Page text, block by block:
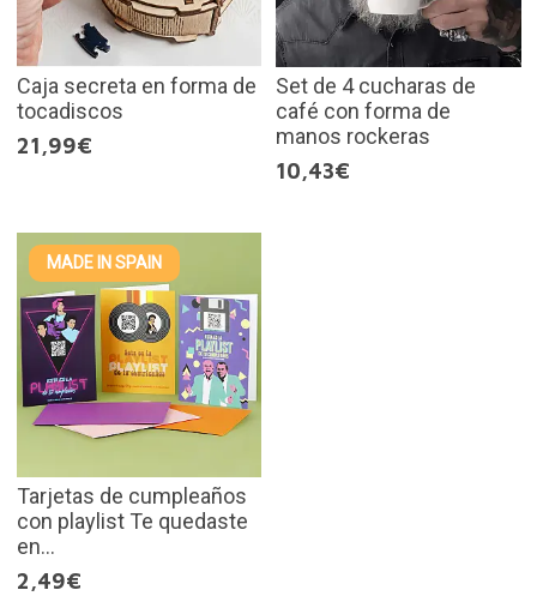
Caja secreta en forma de
tocadiscos
21,99€
Set de 4 cucharas de
café con forma de
manos rockeras
10,43€
MADE IN SPAIN
Tarjetas de cumpleaños
con playlist Te quedaste
en...
2,49€